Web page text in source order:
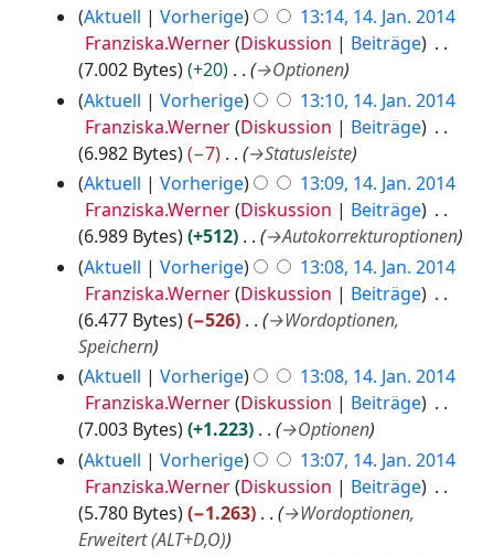
Aktuell
Vorherige
13:14, 14. Jan. 2014
Franziska.Werner Diskussion
Beiträge
7.002 Bytes
+20 →Optionen
Aktuell
Vorherige
13:10, 14. Jan. 2014
Franziska.Werner Diskussion
Beiträge
6.982 Bytes
−7 →Statusleiste
Aktuell
Vorherige
13:09, 14. Jan. 2014
Franziska.Werner Diskussion
Beiträge
6.989 Bytes
+512 →Autokorrekturoptionen
Aktuell
Vorherige
13:08, 14. Jan. 2014
Franziska.Werner Diskussion
Beiträge
6.477 Bytes
−526 →Wordoptionen,
Speichern
Aktuell
Vorherige
13:08, 14. Jan. 2014
Franziska.Werner Diskussion
Beiträge
7.003 Bytes
+1.223 →Optionen
Aktuell
Vorherige
13:07, 14. Jan. 2014
Franziska.Werner Diskussion
Beiträge
5.780 Bytes
−1.263 →Wordoptionen,
Erweitert (ALT+D,O)